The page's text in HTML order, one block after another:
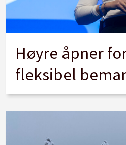
Høyre åpner
fleksibel